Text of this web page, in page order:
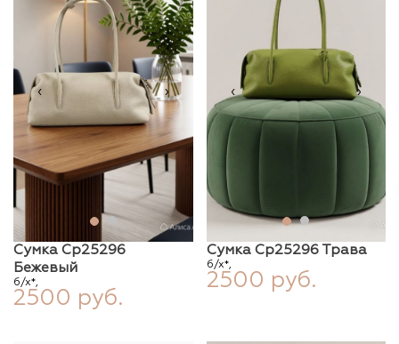
‹ ›
Сумка Ср25296
Бежевый
б/х*,
2500 руб.
‹ ›
Сумка Ср25296 Трава
б/х*,
2500 руб.